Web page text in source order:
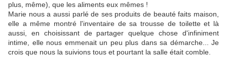
plus, même), que les aliments eux mêmes !
Marie nous a aussi parlé de ses produits de beauté faits maison,
elle a même montré l'inventaire de sa trousse de toilette et là
aussi, en choisissant de partager quelque chose d'infiniment
intime, elle nous emmenait un peu plus dans sa démarche... Je
crois que nous la suivions tous et pourtant la salle était comble.